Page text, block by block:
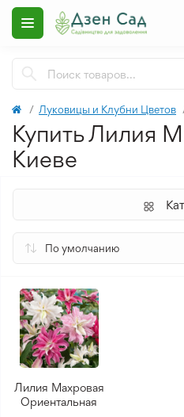
Луковицы и Клубни Цветов
Купить Лилия
Киеве
Лилия Махровая
Ориентальная